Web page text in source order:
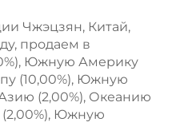
Чжэцзян, Китай,
продаем в
Южную Америку
(10,00%), Южную
(2,00%), Океанию
(2,00%), Южную